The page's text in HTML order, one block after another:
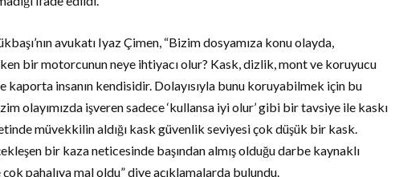
avukatı Iyaz Çimen, “Bizim dosyamıza konu olayda,
bir motorcunun neye ihtiyacı olur? Kask, dizlik, mont ve koruyucu
insanın kendisidir. Dolayısıyla bunu koruyabilmek için bu
olayımızda işveren sadece ‘kullansa iyi olur’ gibi bir tavsiye ile kaskı
müvekkilin aldığı kask güvenlik seviyesi çok düşük bir kask.
bir kaza neticesinde başından almış olduğu darbe kaynaklı
pahalıya mal oldu” diye açıklamalarda bulundu.